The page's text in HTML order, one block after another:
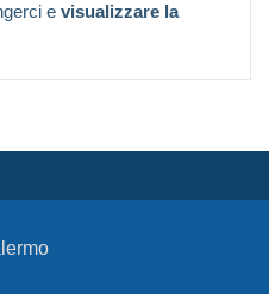
e visualizzare la